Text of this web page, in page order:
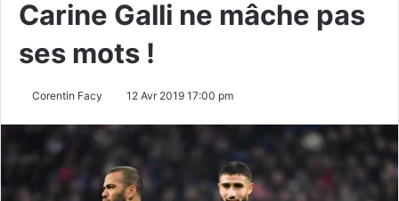
Carine Galli ne mâche pas
ses mots !
Corentin Facy 12 Avr 2019 17:00 pm